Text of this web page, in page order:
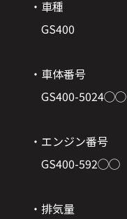
・車種
GS400
・車体番号
GS400-5024◯◯
・エンジン番号
GS400-592◯◯
・排気量